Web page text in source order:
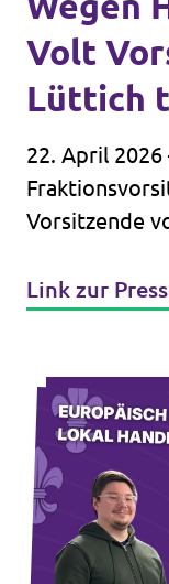
Volt
Lüttich
22. April
Vorsitzende
zurück. Grund
das hinaus,
Ehrenamt
Link zur